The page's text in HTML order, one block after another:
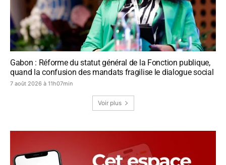
Gabon : Réforme du statut général de la Fonction publique,
quand la confusion des mandats fragilise le dialogue social
7 août 2026 à 11h07min
Voir plus